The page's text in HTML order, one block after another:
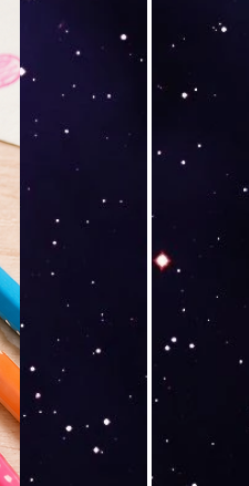
Versand by